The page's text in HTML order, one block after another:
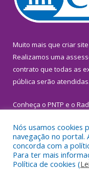
Muito mais que criar site
Realizamos uma
contrato que todas as
pública serão atendidas.
Conheça o PNTP e o
Todos os direitos
Nós usamos cookies
navegação no portal.
concorda com a
Para ter mais
Política de cookies (